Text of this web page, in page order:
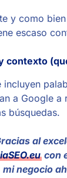
y como
escaso
contexto
incluyen
a Google a
búsquedas.
al
con
negocio